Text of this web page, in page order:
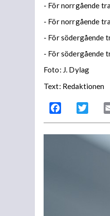
- För norrgående
- För norrgående
- För södergående
- För södergående
Foto: J. Dylag
Text: Redaktionen
Facebook